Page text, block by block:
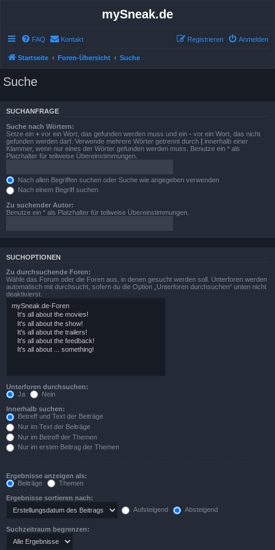
mySneak.de
FAQ Kontakt Anmelden
Registrieren
Startseite Foren-Übersicht Suche
Suche
SUCHANFRAGE
Suche nach Wörtern:
Setze ein + vor ein Wort, das gefunden werden muss und ein - vor ein Wort, das nicht
gefunden werden darf. Verwende mehrere Wörter getrennt durch | innerhalb einer
Klammer, wenn nur eines der Wörter gefunden werden muss. Benutze ein * als
Platzhalter für teilweise Übereinstimmungen.
Nach allen Begriffen suchen oder Suche wie angegeben verwenden
Nach einem Begriff suchen
Zu suchender Autor:
Benutze ein * als Platzhalter für teilweise Übereinstimmungen.
SUCHOPTIONEN
Zu durchsuchende Foren:
Wähle das Forum oder die Foren aus, in denen gesucht werden soll. Unterforen werden
automatisch mit durchsucht, sofern du die Option „Unterforen durchsuchen“ unten nicht
deaktivierst.
Unterforen durchsuchen:
Ja
Nein
Innerhalb suchen:
Betreff und Text der Beiträge
Nur im Text der Beiträge
Nur im Betreff der Themen
Nur im ersten Beitrag der Themen
Ergebnisse anzeigen als:
Beiträge
Themen
Ergebnisse sortieren nach:
Aufsteigend
Absteigend
Suchzeitraum begrenzen: